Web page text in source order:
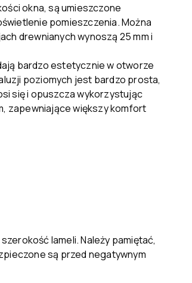
okna, są umieszczone
pomieszczenia. Można
drewnianych wynoszą 25 mm i
bardzo estetycznie w otworze
poziomych jest bardzo prosta,
się i opuszcza wykorzystując
zapewniające większy komfort
lameli. Należy pamiętać,
są przed negatywnym